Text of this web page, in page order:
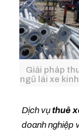
Giải pháp
ngũ lái xe
Dịch vụthuê
doanh nghiệp